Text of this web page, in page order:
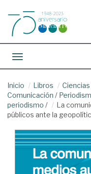
Toggle navigation
Inicio Libros
Comunicación /
periodismo /
La
públicos ante la